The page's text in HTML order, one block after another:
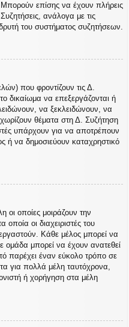
Μπορούν επίσης να έχουν πλήρεις
ανάλογα με τις
του συστήματος συζητήσεων.
που φροντίζουν τις Δ.
δικαίωμα να επεξεργάζονται ή
να ξεκλειδώνουν, να
θέματα στη Δ. Συζήτηση
υπάρχουν για να αποτρέπουν
ή να δημοσιεύουν καταχρηστικό
οι οποίες μοιράζουν την
οποία οι διαχειριστές του
Κάθε μέλος μπορεί να
ομάδα μπορεί να έχουν ανατεθεί
παρέχει έναν εύκολο τρόπο σε
για πολλά μέλη ταυτόχρονα,
ή χορήγηση στα μέλη